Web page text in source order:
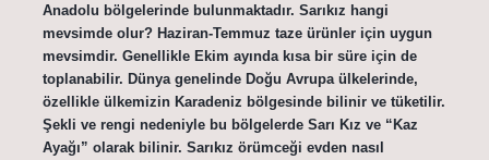
Anadolu bölgelerinde bulunmaktadır. Sarıkız hangi
mevsimde olur? Haziran-Temmuz taze ürünler için uygun
mevsimdir. Genellikle Ekim ayında kısa bir süre için de
toplanabilir. Dünya genelinde Doğu Avrupa ülkelerinde,
özellikle ülkemizin Karadeniz bölgesinde bilinir ve tüketilir.
Şekli ve rengi nedeniyle bu bölgelerde Sarı Kız ve “Kaz
Ayağı” olarak bilinir. Sarıkız örümceği evden nasıl